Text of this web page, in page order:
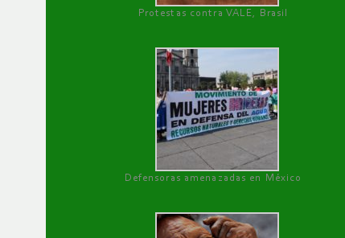
Protestas contra VALE, Brasil
Defensoras amenazadas en México